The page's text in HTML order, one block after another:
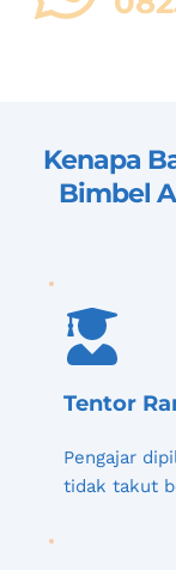
Bimbel
Tentor
Pengajar
tidak takut